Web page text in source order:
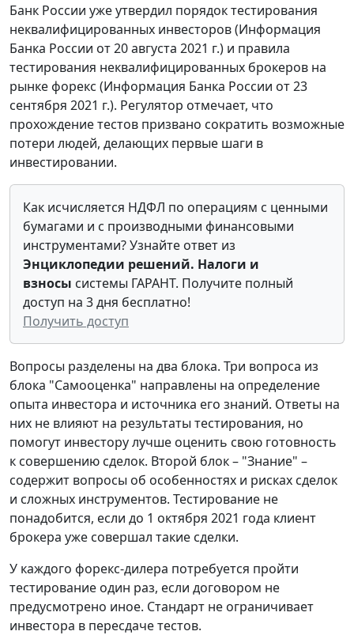
Банк России уже утвердил порядок тестирования
неквалифицированных инвесторов (Информация
Банка России от 20 августа 2021 г.) и правила
тестирования неквалифицированных брокеров на
рынке форекс (Информация Банка России от 23
сентября 2021 г.). Регулятор отмечает, что
прохождение тестов призвано сократить возможные
потери людей, делающих первые шаги в
инвестировании.
Как исчисляется НДФЛ по операциям с ценными
бумагами и с производными финансовыми
инструментами? Узнайте ответ из
Энциклопедии решений. Налоги и
взносы системы ГАРАНТ. Получите полный
доступ на 3 дня бесплатно!
Получить доступ
Вопросы разделены на два блока. Три вопроса из
блока "Самооценка" направлены на определение
опыта инвестора и источника его знаний. Ответы на
них не влияют на результаты тестирования, но
помогут инвестору лучше оценить свою готовность
к совершению сделок. Второй блок – "Знание" –
содержит вопросы об особенностях и рисках сделок
и сложных инструментов. Тестирование не
понадобится, если до 1 октября 2021 года клиент
брокера уже совершал такие сделки.
У каждого форекс-дилера потребуется пройти
тестирование один раз, если договором не
предусмотрено иное. Стандарт не ограничивает
инвестора в пересдаче тестов.